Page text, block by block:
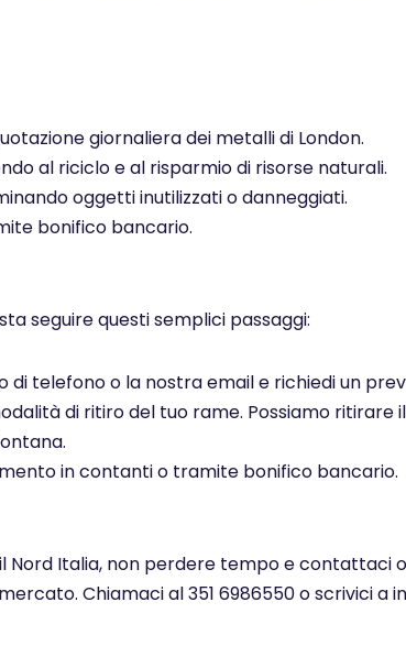
giornaliera dei metalli di London.
al riciclo e al risparmio di risorse naturali.
oggetti inutilizzati o danneggiati.
bonifico bancario.
seguire questi semplici passaggi:
telefono o la nostra email e richiedi un
di ritiro del tuo rame. Possiamo ritirare
in contanti o tramite bonifico bancario.
Nord Italia, non perdere tempo e contattaci
Chiamaci al 351 6986550 o scrivici